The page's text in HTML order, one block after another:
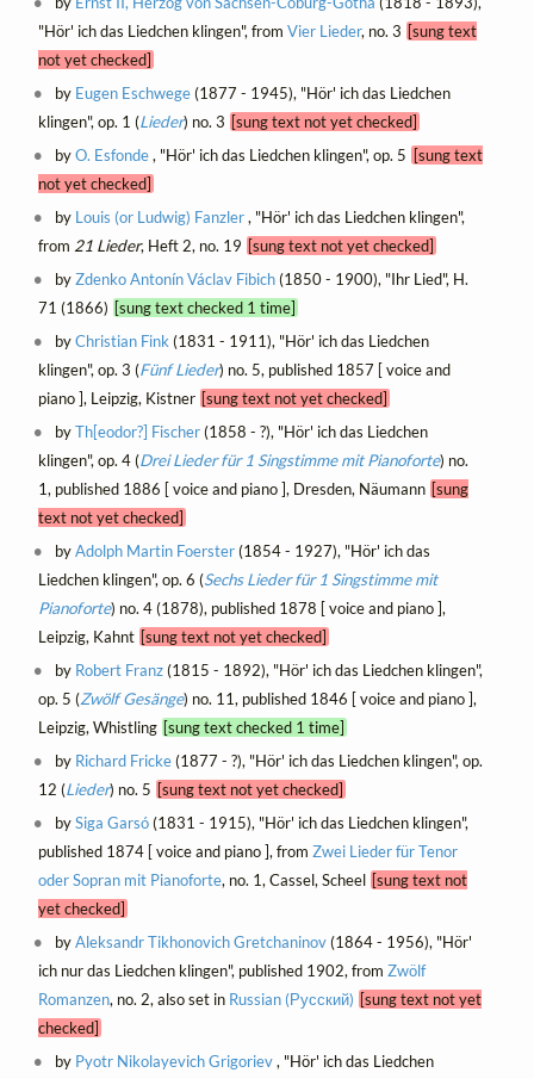
"Hör' ich das Liedchen klingen", from Vier Lieder, no. 3 [sung text
not yet checked]
by Eugen Eschwege(1877 - 1945), "Hör' ich das Liedchen
klingen", op. 1 (Lieder) no. 3 [sung text not yet checked]
byO. Esfonde, "Hör' ich das Liedchen klingen", op. 5 [sung text
not yet checked]
by Louis (or Ludwig) Fanzler, "Hör' ich das Liedchen klingen",
from 21 Lieder, Heft 2, no. 19 [sung text not yet checked]
byZdenko Antonín Václav Fibich(1850 - 1900), "Ihr Lied", H.
71 (1866) [sung text checked 1 time]
byChristian Fink (1831 - 1911), "Hör' ich das Liedchen
klingen", op. 3 (Fünf Lieder) no. 5, published 1857 [ voice and
piano ], Leipzig, Kistner [sung text not yet checked]
byTh[eodor?] Fischer(1858 - ?), "Hör' ich das Liedchen
klingen", op. 4 (Drei Lieder für 1 Singstimme mit Pianoforte) no.
1, published 1886 [ voice and piano ], Dresden, Näumann [sung
text not yet checked]
byAdolph Martin Foerster(1854 - 1927), "Hör' ich das
Liedchen klingen", op. 6 (Sechs Lieder für 1 Singstimme mit
Pianoforte) no. 4 (1878), published 1878 [ voice and piano ],
Leipzig, Kahnt [sung text not yet checked]
by Robert Franz(1815 - 1892), "Hör' ich das Liedchen klingen",
op. 5 (Zwölf Gesänge) no. 11, published 1846 [ voice and piano ],
Leipzig, Whistling [sung text checked 1 time]
by Richard Fricke(1877 - ?), "Hör' ich das Liedchen klingen", op.
12 (Lieder) no. 5 [sung text not yet checked]
bySiga Garsó(1831 - 1915), "Hör' ich das Liedchen klingen",
published 1874 [ voice and piano ], from Zwei Lieder für Tenor
oder Sopran mit Pianoforte, no. 1, Cassel, Scheel [sung text not
yet checked]
byAleksandr Tikhonovich Gretchaninov(1864 - 1956), "Hör'
ich nur das Liedchen klingen", published 1902, from Zwölf
Romanzen, no. 2, also set in Russian (Русский) [sung text not yet
checked]
by Pyotr Nikolayevich Grigoriev, "Hör' ich das Liedchen